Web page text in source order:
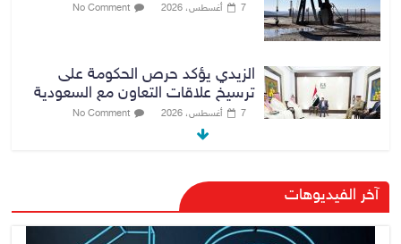
7 أغسطس، 2026 No Comment
الزيدي يؤكد حرص الحكومة على
ترسيخ علاقات التعاون مع السعودية
7 أغسطس، 2026 No Comment
وزارة الداخلية: الحدود العراقية تشهد
مستوى عالياً من الأمن والاستقرار
آخر الفيديوهات